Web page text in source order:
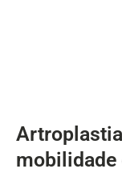
mobilidade